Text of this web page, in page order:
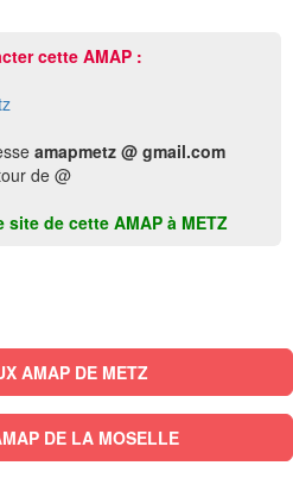
cette AMAP :
amapmetz @ gmail.com
de @
de cette AMAP à METZ
AMAP DE METZ
DE LA MOSELLE